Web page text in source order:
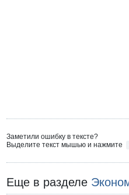
Заметили ошибку в тексте?
Выделите текст мышью и нажмите
Еще в разделе